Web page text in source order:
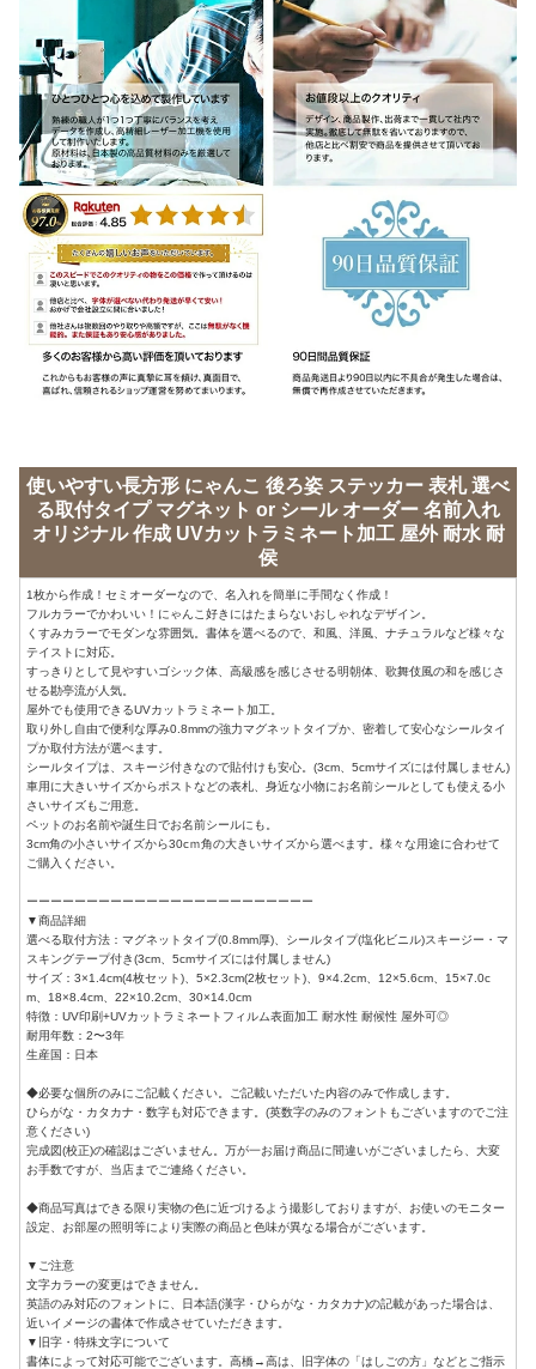
使いやすい長方形 にゃんこ 後ろ姿 ステッカー 表札 選べ
る取付タイプ マグネット or シール オーダー 名前入れ
オリジナル 作成 UVカットラミネート加工 屋外 耐水 耐
侯
1枚から作成！セミオーダーなので、名入れを簡単に手間なく作成！
フルカラーでかわいい！にゃんこ好きにはたまらないおしゃれなデザイン。
くすみカラーでモダンな雰囲気。書体を選べるので、和風、洋風、ナチュラルなど様々な
テイストに対応。
すっきりとして見やすいゴシック体、高級感を感じさせる明朝体、歌舞伎風の和を感じさ
せる勘亭流が人気。
屋外でも使用できるUVカットラミネート加工。
取り外し自由で便利な厚み0.8mmの強力マグネットタイプか、密着して安心なシールタイ
プか取付方法が選べます。
シールタイプは、スキージ付きなので貼付けも安心。(3cm、5cmサイズには付属しません)
車用に大きいサイズからポストなどの表札、身近な小物にお名前シールとしても使える小
さいサイズもご用意。
ペットのお名前や誕生日でお名前シールにも。
3cm角の小さいサイズから30cｍ角の大きいサイズから選べます。様々な用途に合わせて
ご購入ください。
ーーーーーーーーーーーーーーーーーーーーーーーー
▼商品詳細
選べる取付方法：マグネットタイプ(0.8mm厚)、シールタイプ(塩化ビニル)スキージー・マ
スキングテープ付き(3cm、5cmサイズには付属しません)
サイズ：3×1.4cm(4枚セット)、5×2.3cm(2枚セット)、9×4.2cm、12×5.6cm、15×7.0c
m、18×8.4cm、22×10.2cm、30×14.0cm
特徴：UV印刷+UVカットラミネートフィルム表面加工 耐水性 耐候性 屋外可◎
耐用年数：2〜3年
生産国：日本
◆必要な個所のみにご記載ください。ご記載いただいた内容のみで作成します。
ひらがな・カタカナ・数字も対応できます。(英数字のみのフォントもございますのでご注
意ください)
完成図(校正)の確認はございません。万が一お届け商品に間違いがございましたら、大変
お手数ですが、当店までご連絡ください。
◆商品写真はできる限り実物の色に近づけるよう撮影しておりますが、お使いのモニター
設定、お部屋の照明等により実際の商品と色味が異なる場合がございます。
▼ご注意
文字カラーの変更はできません。
英語のみ対応のフォントに、日本語(漢字・ひらがな・カタカナ)の記載があった場合は、
近いイメージの書体で作成させていただきます。
▼旧字・特殊文字について
書体によって対応可能でございます。高橋→高は、旧字体の「はしごの方」などとご指示